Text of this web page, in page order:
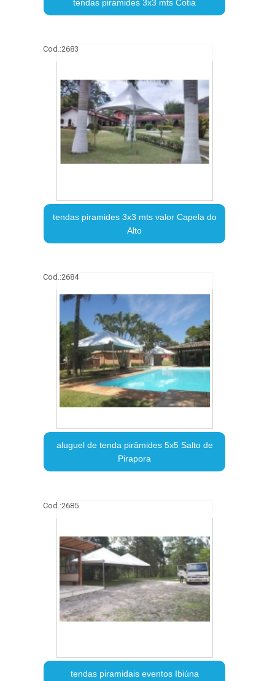
tendas piramides 3x3 mts Cotia
Cod.:2683
tendas piramides 3x3 mts valor Capela do
Alto
Cod.:2684
aluguel de tenda pirâmides 5x5 Salto de
Pirapora
Cod.:2685
tendas piramidais eventos Ibiúna